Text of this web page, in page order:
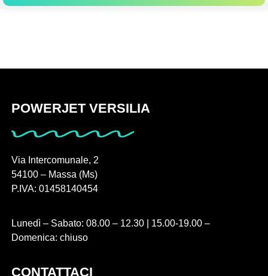
POWERJET VERSILIA
Via Intercomunale, 2
54100 – Massa (Ms)
P.IVA: 01458140454
Lunedì – Sabato: 08.00 – 12.30 | 15.00-19.00 –
Domenica: chiuso
CONTATTACI